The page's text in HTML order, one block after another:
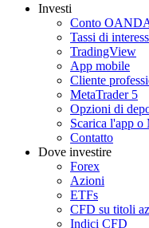
Investi
Conto
Tassi di
TradingView
App mobile
Cliente
MetaTrader 5
Opzioni di
Scarica l'app o
Contatto
Dove investire
Forex
Azioni
ETFs
CFD su titoli
Indici CFD